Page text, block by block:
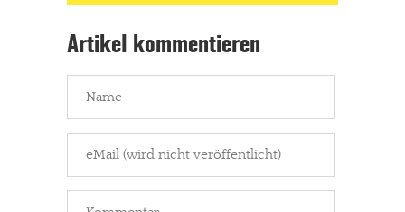
Dir gefällt unsere Arbeit?
Werbung. Beide Einnahmequellen sind in den letzten Monaten
stark zurückgegangen.
Artikel kommentieren